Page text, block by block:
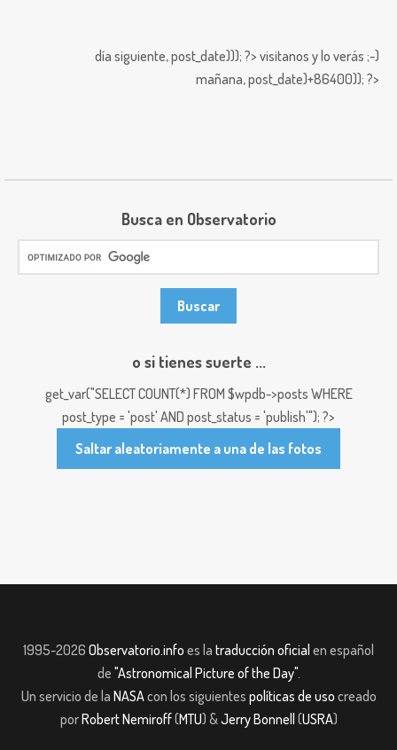
día siguiente,post_date))); ?> visitanos y lo verás ;-)
mañana,post_date)+86400)); ?>
Busca en Observatorio
o si tienes suerte ...
get_var("SELECT COUNT(*) FROM $wpdb->posts WHERE
post_type = 'post' AND post_status = 'publish'"); ?>
Saltar aleatoriamente a una de las fotos
1995-2026 Observatorio.info es la traducción oficial en español
de "Astronomical Picture of the Day".
Un servicio de la NASAcon los siguientes políticas de uso creado
porRobert Nemiroff(MTU) &Jerry Bonnell (USRA)